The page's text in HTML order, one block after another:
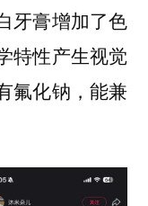
牙膏增加了色
特性产生视觉
氟化钠，能兼